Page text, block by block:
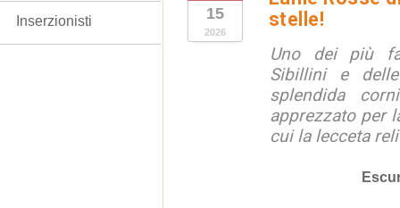
15
2026
stelle!
Uno dei più
Sibillini e
splendida
apprezzato per
cui la lecceta
Inserzionisti